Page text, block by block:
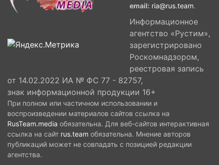
email: ria@rus.team.
Информационное
агентство «Рустим»,
зарегистрировано
Роскомнадзором,
реестровая запись
от 14.02.2022 ИА № ФС 77 - 82757,
знак информационной продукции 16+
При полном или частичном использовании и
воспроизведении материалов сайтов ссылка на
RusTeam.media обязательна. Для веб-сайтов интерактивная
ссылка на сайт rus.team обязательна. Мнение авторов
публикаций может не совпадать с позицией редакции
агентства.